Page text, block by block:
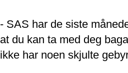
- SAS har de siste
at du kan ta med deg
ikke har noen skjulte